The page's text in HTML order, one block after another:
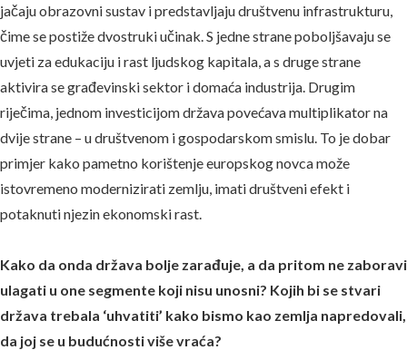
jačaju obrazovni sustav i predstavljaju društvenu infrastrukturu,
čime se postiže dvostruki učinak. S jedne strane poboljšavaju se
uvjeti za edukaciju i rast ljudskog kapitala, a s druge strane
aktivira se građevinski sektor i domaća industrija. Drugim
riječima, jednom investicijom država povećava multiplikator na
dvije strane – u društvenom i gospodarskom smislu. To je dobar
primjer kako pametno korištenje europskog novca može
istovremeno modernizirati zemlju, imati društveni efekt i
potaknuti njezin ekonomski rast.
Kako da onda država bolje zarađuje, a da pritom ne zaboravi
ulagati u one segmente koji nisu unosni? Kojih bi se stvari
država trebala ‘uhvatiti’ kako bismo kao zemlja napredovali,
da joj se u budućnosti više vraća?